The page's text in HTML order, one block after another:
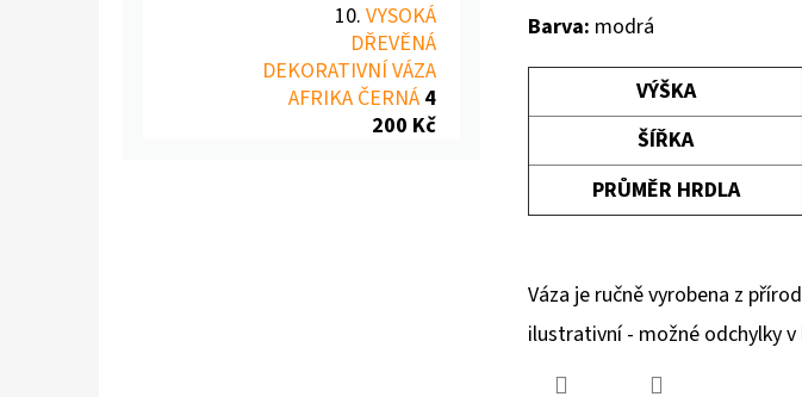
VYSOKÁ
DŘEVĚNÁ
DEKORATIVNÍ VÁZA
AFRIKA ČERNÁ 4
200 Kč
Barva: modrá
VÝŠKA
ŠÍŘKA
PRŮMĚR HRDLA
Váza je ručně vyrobena z
ilustrativní - možné odchylky